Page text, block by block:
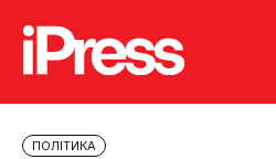
ПОЛІТИКА